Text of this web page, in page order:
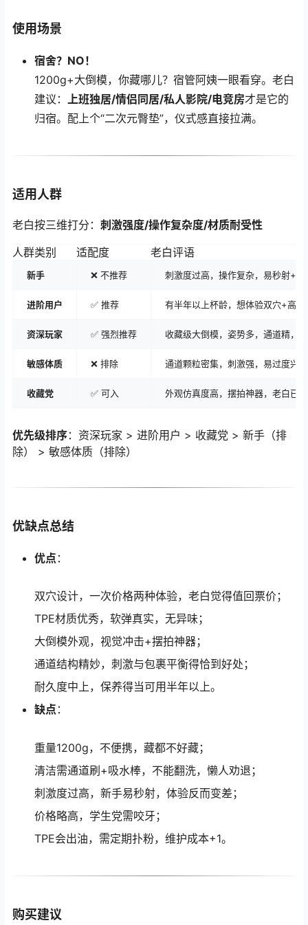
使用场景
宿舍？NO！
1200g+大倒模，你藏哪儿？宿管阿姨一眼看穿。老白
建议： 上班独居/情侣同居/私人影院/电竞房才是它的
归宿。配上个“二次元臀垫”，仪式感直接拉满。
适用人群
老白按三维打分： 刺激强度/操作复杂度/材质耐受性
人群类别
适配度 老白评语
新手 ❌ 不推荐 刺激度过高，操作复杂，易秒射+清
进阶用户 ✅ 推荐 有半年以上杯龄，想体验双穴+高刺
资深玩家 ✅ 强烈推荐 收藏级大倒模，姿势多，通道精，
敏感体质 ❌ 排除 通道颗粒密集，刺激强，易过度兴奋
收藏党 ✅ 可入 外观仿真度高，摆拍神器，老白已
优先级排序：资深玩家 > 进阶用户 > 收藏党 > 新手（排
除） > 敏感体质（排除）
优缺点总结
优点 ：
双穴设计，一次价格两种体验，老白觉得值回票价；
TPE材质优秀，软弹真实，无异味；
大倒模外观，视觉冲击+摆拍神器；
通道结构精妙，刺激与包裹平衡得恰到好处；
耐久度中上，保养得当可用半年以上。
缺点 ：
重量1200g，不便携，藏都不好藏；
清洁需通道刷+吸水棒，不能翻洗，懒人劝退；
刺激度过高，新手易秒射，体验反而变差；
价格略高，学生党需咬牙；
TPE会出油，需定期扑粉，维护成本+1。
购买建议